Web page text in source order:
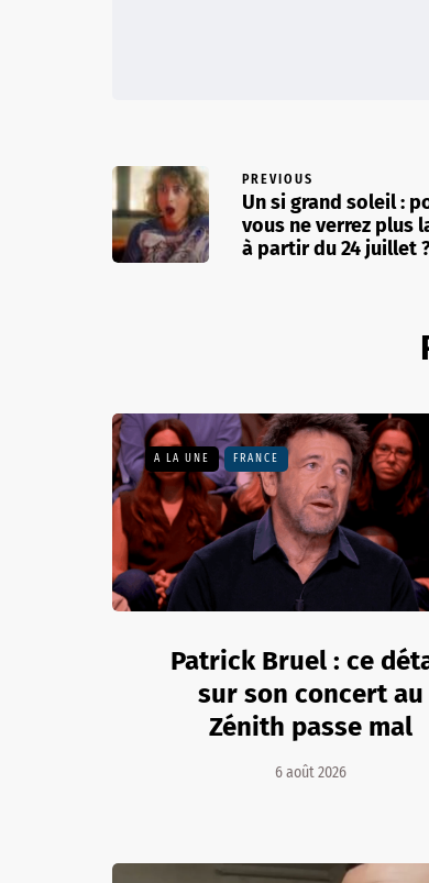
PREVIOUS
Un si grand soleil :
vous ne verrez plus
à partir du 24 juillet
A LA UNE FRANCE
Patrick Bruel : ce
sur son concert au
Zénith passe mal
6 août 2026